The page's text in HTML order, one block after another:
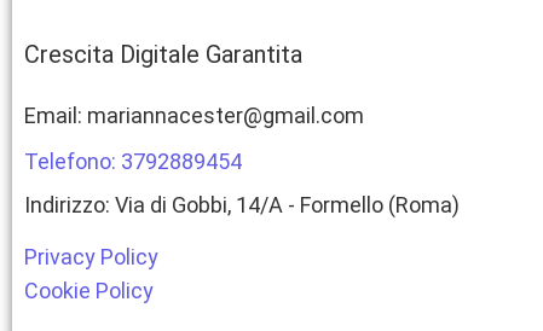
Crescita Digitale Garantita
Email: mariannacester@gmail.com
Telefono: 3792889454
Indirizzo: Via di Gobbi, 14/A - Formello (Roma)
Privacy Policy
Cookie Policy